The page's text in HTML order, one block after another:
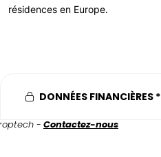
résidences en Europe.
DONNÉES FINANCIÈRES *
- Contactez-nous